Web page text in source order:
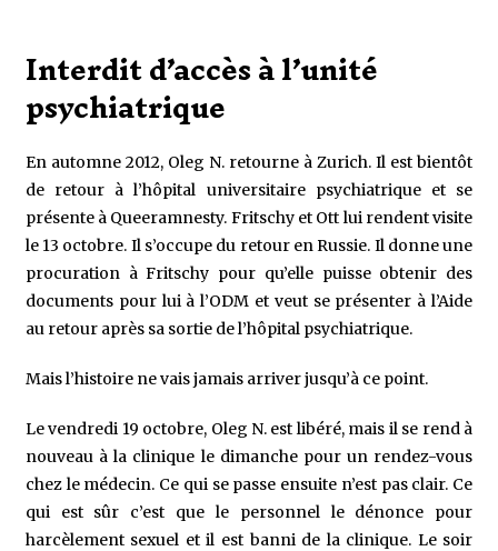
Interdit d’accès à l’unité
psychiatrique
En automne 2012, Oleg N. retourne à Zurich. Il est bientôt
de retour à l’hôpital universitaire psychiatrique et se
présente à Queeramnesty. Fritschy et Ott lui rendent visite
le 13 octobre. Il s’occupe du retour en Russie. Il donne une
procuration à Fritschy pour qu’elle puisse obtenir des
documents pour lui à l’ODM et veut se présenter à l’Aide
au retour après sa sortie de l’hôpital psychiatrique.
Mais l’histoire ne vais jamais arriver jusqu’à ce point.
Le vendredi 19 octobre, Oleg N. est libéré, mais il se rend à
nouveau à la clinique le dimanche pour un rendez-vous
chez le médecin. Ce qui se passe ensuite n’est pas clair. Ce
qui est sûr c’est que le personnel le dénonce pour
harcèlement sexuel et il est banni de la clinique. Le soir